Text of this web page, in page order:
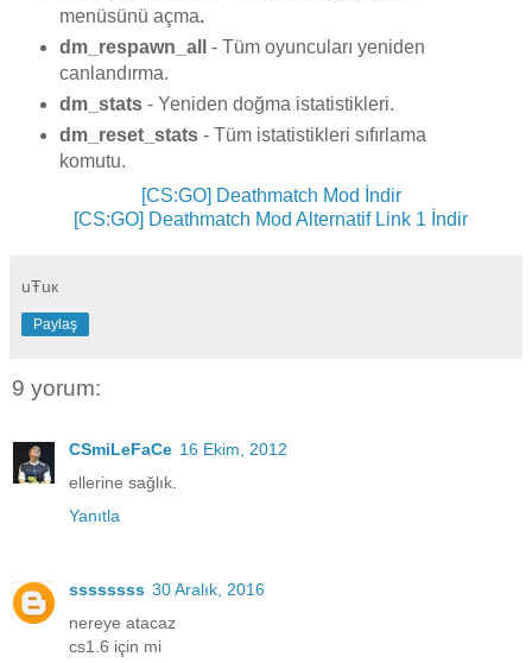
menüsünü açma.
dm_respawn_all
- Tüm oyuncuları yeniden
canlandırma.
dm_stats- Yeniden doğma istatistikleri.
dm_reset_stats- Tüm istatistikleri sıfırlama
komutu.
[CS:GO] Deathmatch Mod İndir
[CS:GO] Deathmatch Mod Alternatif Link 1 İndir
uŦuк
Paylaş
9 yorum:
CSmiLeFaCe 16 Ekim, 2012
ellerine sağlık.
Yanıtla
ssssssss 30 Aralık, 2016
nereye atacaz
cs1.6 için mi